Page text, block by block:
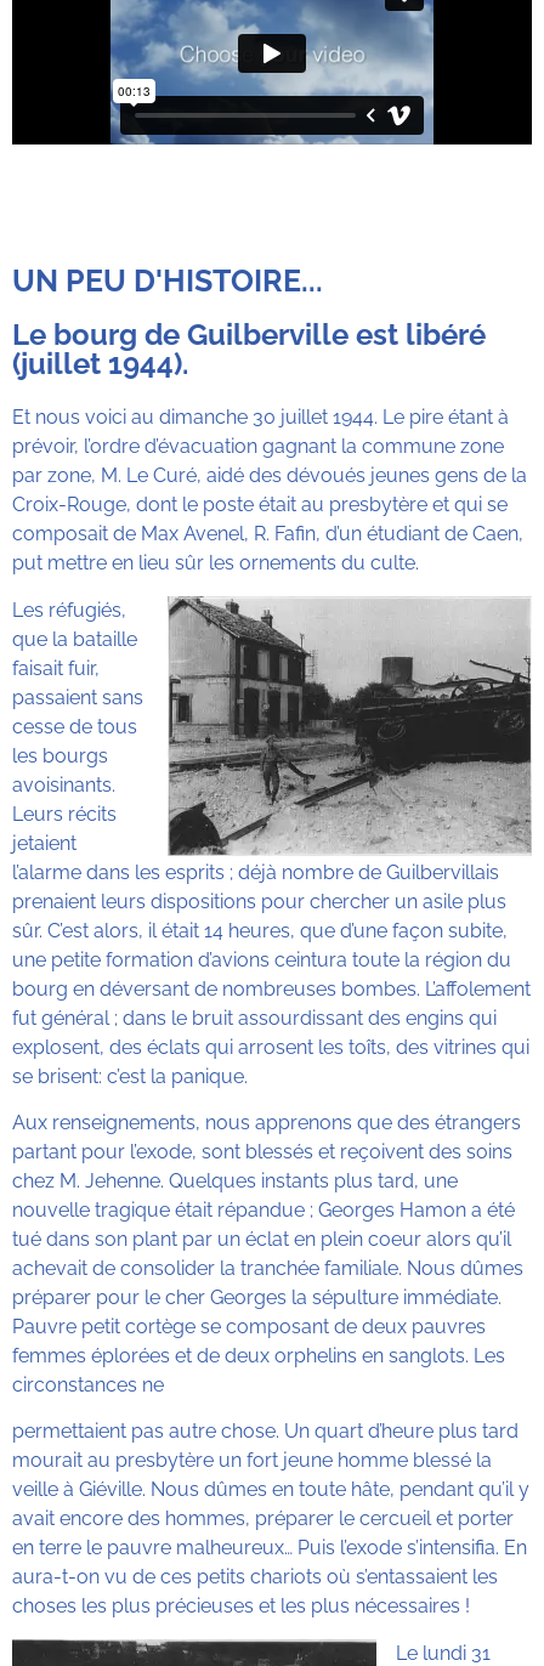
UN PEU D'HISTOIRE...
Le bourg de Guilberville est libéré
(juillet 1944).
Et nous voici au dimanche 30 juillet 1944. Le pire étant à
prévoir, l’ordre d’évacuation gagnant la commune zone
par zone, M. Le Curé, aidé des dévoués jeunes gens de la
Croix-Rouge, dont le poste était au presbytère et qui se
composait de Max Avenel, R. Fafin, d’un étudiant de Caen,
put mettre en lieu sûr les ornements du culte.
Les réfugiés,
que la bataille
faisait fuir,
passaient sans
cesse de tous
les bourgs
avoisinants.
Leurs récits
jetaient
l’alarme dans les esprits ; déjà nombre de Guilbervillais
prenaient leurs dispositions pour chercher un asile plus
sûr. C’est alors, il était 14 heures, que d’une façon subite,
une petite formation d’avions ceintura toute la région du
bourg en déversant de nombreuses bombes. L’affolement
fut général ; dans le bruit assourdissant des engins qui
explosent, des éclats qui arrosent les toîts, des vitrines qui
se brisent: c’est la panique.
Aux renseignements, nous apprenons que des étrangers
partant pour l’exode, sont blessés et reçoivent des soins
chez M. Jehenne. Quelques instants plus tard, une
nouvelle tragique était répandue ; Georges Hamon a été
tué dans son plant par un éclat en plein coeur alors qu’il
achevait de consolider la tranchée familiale. Nous dûmes
préparer pour le cher Georges la sépulture immédiate.
Pauvre petit cortège se composant de deux pauvres
femmes éplorées et de deux orphelins en sanglots. Les
circonstances ne
permettaient pas autre chose. Un quart d’heure plus tard
mourait au presbytère un fort jeune homme blessé la
veille à Giéville. Nous dûmes en toute hâte, pendant qu’il y
avait encore des hommes, préparer le cercueil et porter
en terre le pauvre malheureux… Puis l’exode s’intensifia. En
aura-t-on vu de ces petits chariots où s’entassaient les
choses les plus précieuses et les plus nécessaires !
Le lundi 31